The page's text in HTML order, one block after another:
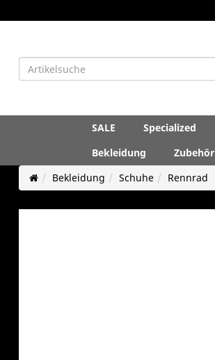
SALE Specialized
Bekleidung
Zubehör
Bekleidung
Schuhe Rennrad